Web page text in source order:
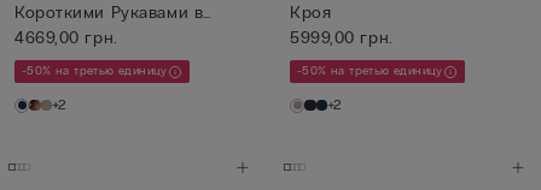
Короткими Рукавами в
Мужском Ст...
4669,00 грн.
-50% на третью единицу
+2
Кроя
5999,00 грн.
-50% на третью единицу
+2